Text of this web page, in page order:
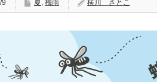
9 夏, 梅雨 横川 さとこ